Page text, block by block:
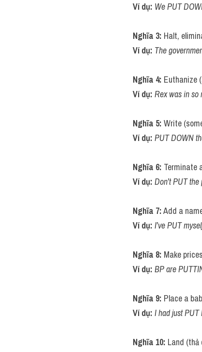
Ví dụ: We PUT
Nghĩa 3: Halt,
Ví dụ: The
Nghĩa 4: Euthanize
Ví dụ: Rex was in so
Nghĩa 5: Write
Ví dụ: PUT DOWN
Nghĩa 6: Terminate
Ví dụ: Don’t PUT
Nghĩa 7: Add a
Ví dụ: I’ve PUT
Nghĩa 8: Make
Ví dụ: BP are
Nghĩa 9: Place a
Ví dụ: I had just PUT
Nghĩa 10: Land (thả